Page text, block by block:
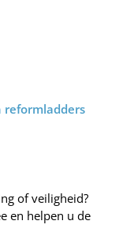
reformladders
of veiligheid?
en helpen u de